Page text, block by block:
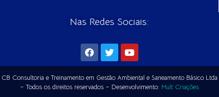
Nas Redes Sociais:
CB Consultoria e Treinamento em Gestão Ambiental e Saneamento Básico Ltda
– Todos os direitos reservados – Desenvolvimento: Mult Criações